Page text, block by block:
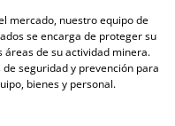
mercado, nuestro equipo de
se encarga de proteger su
de su actividad minera.
seguridad y prevención para
bienes y personal.